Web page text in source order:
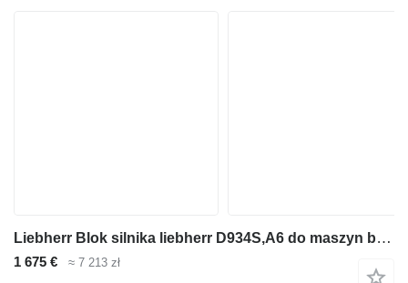
Liebherr Blok silnika liebherr D934S,A6 do maszyn budowlanych
1 675 € ≈ 7 213 zł